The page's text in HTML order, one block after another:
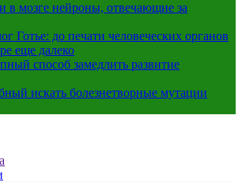
в мозге нейроны, отвечающие за
Готье: до печати человеческих органов
еще далеко
способ замедлить развитие
искать болезнетворные мутации